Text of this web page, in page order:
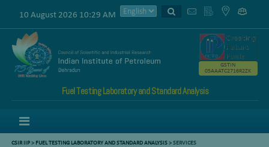
10 August 2026 10:29 AM
Fuel Testing Laboratory and Standard Analysis
GSTIN
05AAATC2716R2ZK
CSIR IIP> FUEL TESTING LABORATORY AND STANDARD ANALYSIS>SERVICES